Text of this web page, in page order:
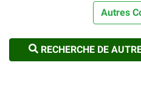
Autres
RECHERCHE DE